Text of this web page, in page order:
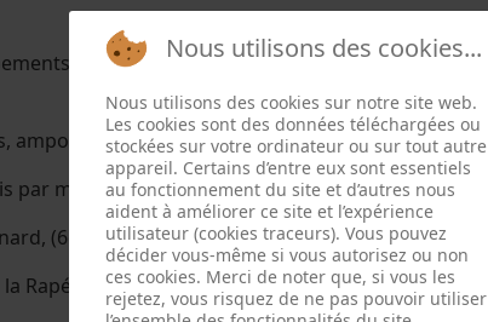
informatiques, Bricolage, Couture (textile
ampoule...utiles à la réparation,
par mois (voir le calendrier) :
(6dec, 14 mars,13 juin : 107 rue de Reuilly),
Rapée (8 nov, 14 fév, 9 mai)
Nous utilisons des cookies...
Nous utilisons des cookies sur notre site web.
Les cookies sont des données téléchargées ou
stockées sur votre ordinateur ou sur tout autre
appareil. Certains d’entre eux sont essentiels
au fonctionnement du site et d’autres nous
aident à améliorer ce site et l’expérience
utilisateur (cookies traceurs). Vous pouvez
décider vous-même si vous autorisez ou non
ces cookies. Merci de noter que, si vous les
rejetez, vous risquez de ne pas pouvoir utiliser